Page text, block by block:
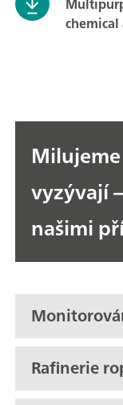
vyzývají
našimi
Rafinerie